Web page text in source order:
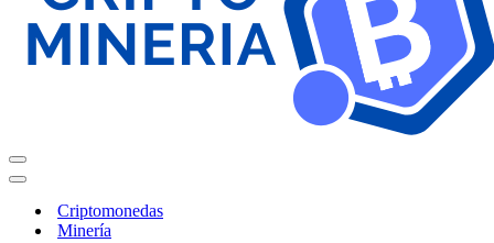
Criptomonedas
Minería